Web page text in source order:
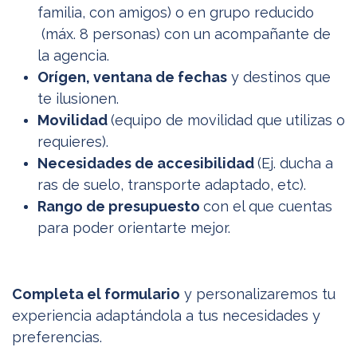
familia, con amigos) o en grupo reducido
(máx. 8 personas) con un acompañante de
la agencia.
Orígen, ventana de fechas y destinos que
te ilusionen.
Movilidad(​equipo de movilidad que utilizas o
requieres).
Necesidades de accesibilidad(Ej. ducha a
ras de suelo, transporte adaptado, etc).
Rango de presupuesto con el que cuentas
para poder orientarte mejor.
Completa el formulario y personalizaremos tu
experiencia adaptándola a tus necesidades y
preferencias.